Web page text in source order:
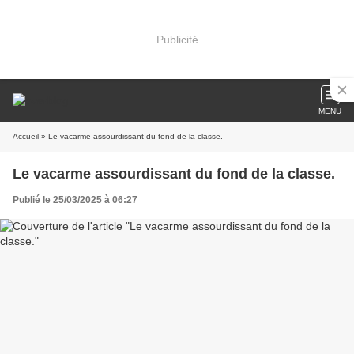
Publicité
MENU
Accueil » Le vacarme assourdissant du fond de la classe.
Le vacarme assourdissant du fond de la classe.
Publié le 25/03/2025 à 06:27